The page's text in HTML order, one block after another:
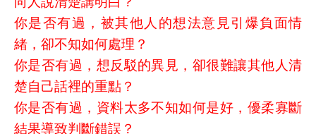
你是否有過，被其他人的想法意見引爆負面情
緒，卻不知如何處理？
你是否有過，想反駁的異見，卻很難讓其他人清
楚自己話裡的重點？
你是否有過，資料太多不知如何是好，優柔寡斷
結果導致判斷錯誤？